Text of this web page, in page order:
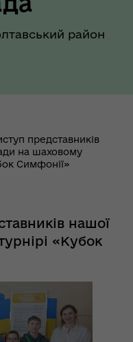
район
представників
на шаховому
Симфонії»
нашої
«Кубок